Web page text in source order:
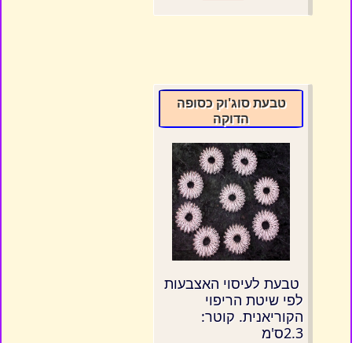
טבעת סוג'וק כסופה
הדוקה
טבעת לעיסוי האצבעות
לפי שיטת הריפוי
הקוריאנית. קוטר:
2.3ס'מ